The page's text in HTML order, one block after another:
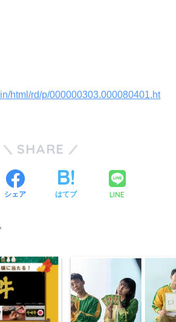
html/rd/p/000000303.000080401.ht
SHARE
シェア はてブ LINE